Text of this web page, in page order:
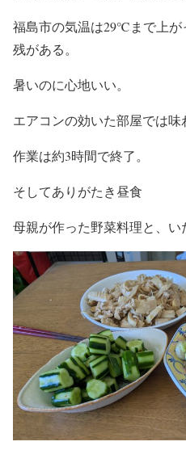
福島市の気温は29℃まで上が
残がある。
暑いのに心地いい。
エアコンの効いた部屋では味
作業は約3時間で終了。
そしてありがたき昼食
母親が作った野菜料理と、い